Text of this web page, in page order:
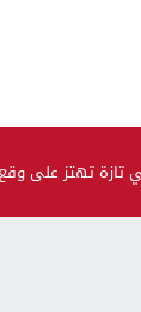
تازة تهتز على